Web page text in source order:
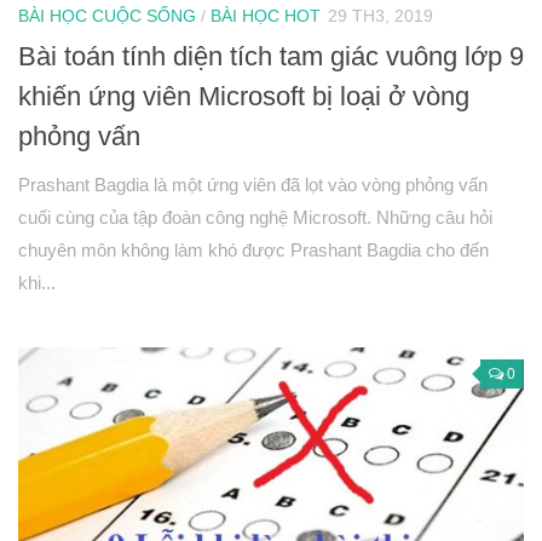
BÀI HỌC CUỘC SỐNG / BÀI HỌC HOT 29 TH3, 2019
Bài toán tính diện tích tam giác vuông lớp 9
khiến ứng viên Microsoft bị loại ở vòng
phỏng vấn
Prashant Bagdia là một ứng viên đã lọt vào vòng phỏng vấn
cuối cùng của tập đoàn công nghệ Microsoft. Những câu hỏi
chuyên môn không làm khó được Prashant Bagdia cho đến
khi...
0